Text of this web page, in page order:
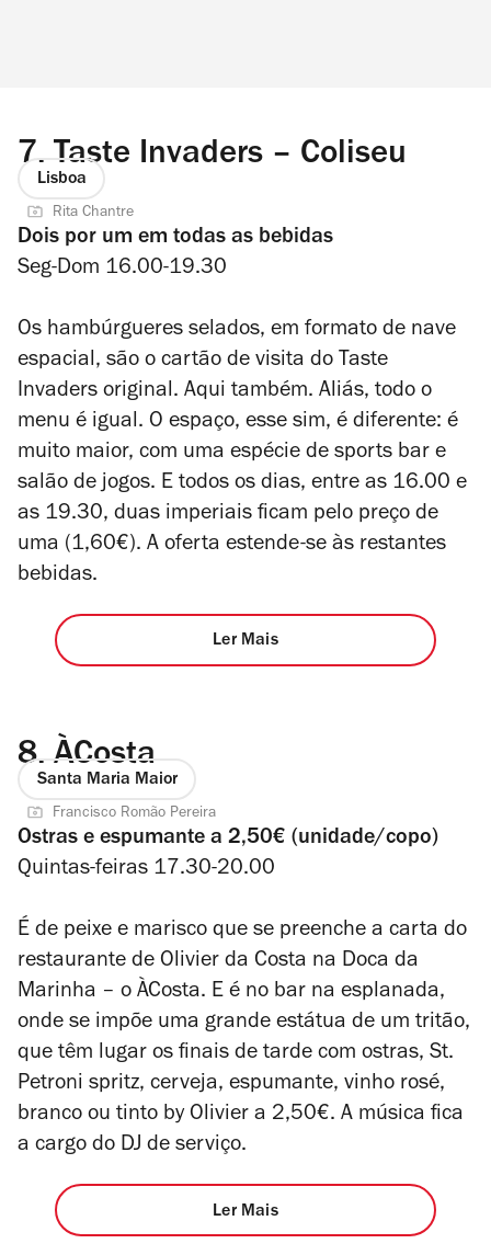
7. Taste Invaders – Coliseu
Lisboa
Rita Chantre
Dois por um em todas as bebidas
Seg-Dom 16.00-19.30
Os hambúrgueres selados, em formato de nave
espacial, são o cartão de visita do Taste
Invaders original. Aqui também. Aliás, todo o
menu é igual. O espaço, esse sim, é diferente: é
muito maior, com uma espécie de sports bar e
salão de jogos. E todos os dias, entre as 16.00 e
as 19.30, duas imperiais ficam pelo preço de
uma (1,60€). A oferta estende-se às restantes
bebidas.
Ler Mais
8. ÀCosta
Santa Maria Maior
Francisco Romão Pereira
Ostras e espumante a 2,50€ (unidade/copo)
Quintas-feiras 17.30-20.00
É de peixe e marisco que se preenche a carta do
restaurante de Olivier da Costa na Doca da
Marinha – o ÀCosta. E é no bar na esplanada,
onde se impõe uma grande estátua de um tritão,
que têm lugar os finais de tarde com ostras, St.
Petroni spritz, cerveja, espumante, vinho rosé,
branco ou tinto by Olivier a 2,50€. A música fica
a cargo do DJ de serviço.
Ler Mais